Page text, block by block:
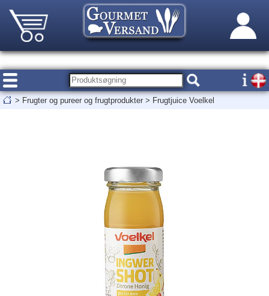
> Frugter og pureer og frugtprodukter > Frugtjuice Voelkel